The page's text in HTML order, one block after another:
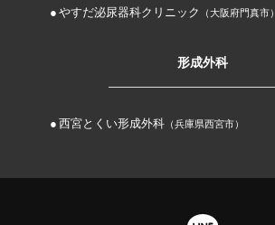
やすだ泌尿器科クリニック （大阪府門真市）
形成外科
西宮とくい形成外科 （兵庫県西宮市）